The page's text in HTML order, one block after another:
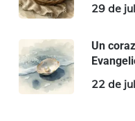
29 de
Un
22 de